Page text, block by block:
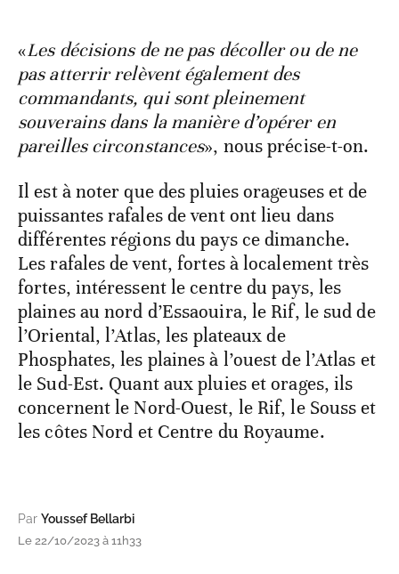
«Les décisions de ne pas décoller ou de ne
pas atterrir relèvent également des
commandants, qui sont pleinement
souverains dans la manière d’opérer en
pareilles circonstances», nous précise-t-on.
Il est à noter que des pluies orageuses et de
puissantes rafales de vent ont lieu dans
différentes régions du pays ce dimanche.
Les rafales de vent, fortes à localement très
fortes, intéressent le centre du pays, les
plaines au nord d’Essaouira, le Rif, le sud de
l’Oriental, l’Atlas, les plateaux de
Phosphates, les plaines à l’ouest de l’Atlas et
le Sud-Est. Quant aux pluies et orages, ils
concernent le Nord-Ouest, le Rif, le Souss et
les côtes Nord et Centre du Royaume.
Par Youssef Bellarbi
Le 22/10/2023 à 11h33